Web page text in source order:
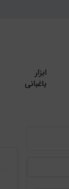
ابزار
باغبانی